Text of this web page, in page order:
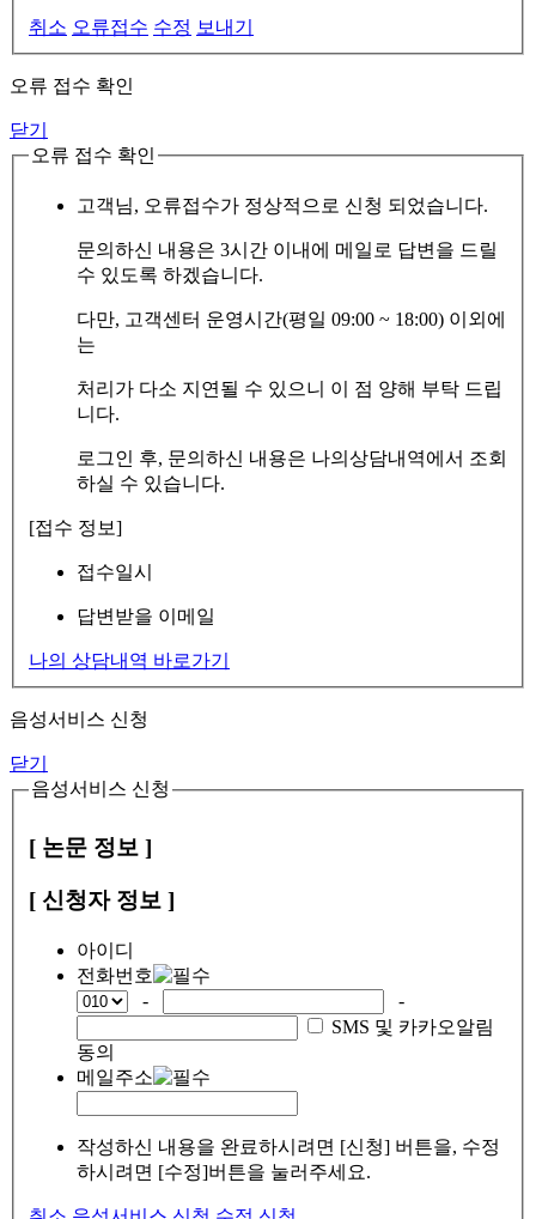
취소 오류접수 수정 보내기
오류 접수 확인
닫기
오류 접수 확인
고객님, 오류접수가 정상적으로 신청 되었습니다.
문의하신 내용은 3시간 이내에 메일로 답변을 드릴
수 있도록 하겠습니다.
다만, 고객센터 운영시간(평일 09:00 ~ 18:00) 이외에
는
처리가 다소 지연될 수 있으니 이 점 양해 부탁 드립
니다.
로그인 후, 문의하신 내용은 나의상담내역에서 조회
하실 수 있습니다.
[접수 정보]
접수일시
답변받을 이메일
나의 상담내역 바로가기
음성서비스 신청
닫기
음성서비스 신청
[ 논문 정보 ]
[ 신청자 정보 ]
아이디
전화번호
-
-
SMS 및 카카오알림
동의
메일주소
작성하신 내용을 완료하시려면 [신청] 버튼을, 수정
하시려면 [수정]버튼을 눌러주세요.